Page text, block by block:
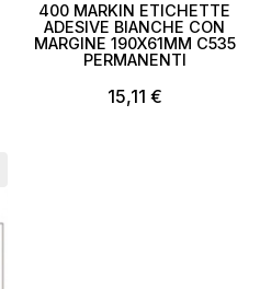
400 MARKIN ETICHETTE
ADESIVE BIANCHE CON
MARGINE 190X61MM C535
PERMANENTI
15,11 €